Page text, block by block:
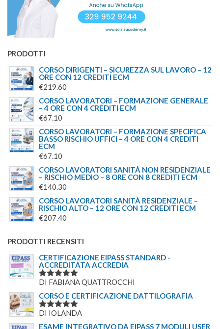
PRODOTTI
CORSO DIRIGENTI – SICUREZZA SUL LAVORO – 12
ORE CON 12 CREDITI ECM
€219.60
CORSO LAVORATORI – FORMAZIONE GENERALE
– 4 ORE CON 4 CREDITI ECM
€67.10
CORSO LAVORATORI – FORMAZIONE SPECIFICA
BASSO RISCHIO UFFICI – 4 ORE CON 4 CREDITI
ECM
€67.10
CORSO LAVORATORI SANITÀ NON RESIDENZIALE
– RISCHIO MEDIO – 8 ORE CON 8 CREDITI ECM
€140.30
CORSO LAVORATORI SANITÀ RESIDENZIALE –
RISCHIO ALTO – 12 ORE CON 12 CREDITI ECM
€207.40
PRODOTTI RECENSITI
CERTIFICAZIONE EIPASS STANDARD -
ACCREDITATA ACCREDIA
VALUTATO
DI FABIANA QUATTROCCHI
CORSO E CERTIFICAZIONE DATTILOGRAFIA
VALUTATO
DI IOLANDA
ESAME INTEGRATIVO DA EIPASS 7 MODULI USER